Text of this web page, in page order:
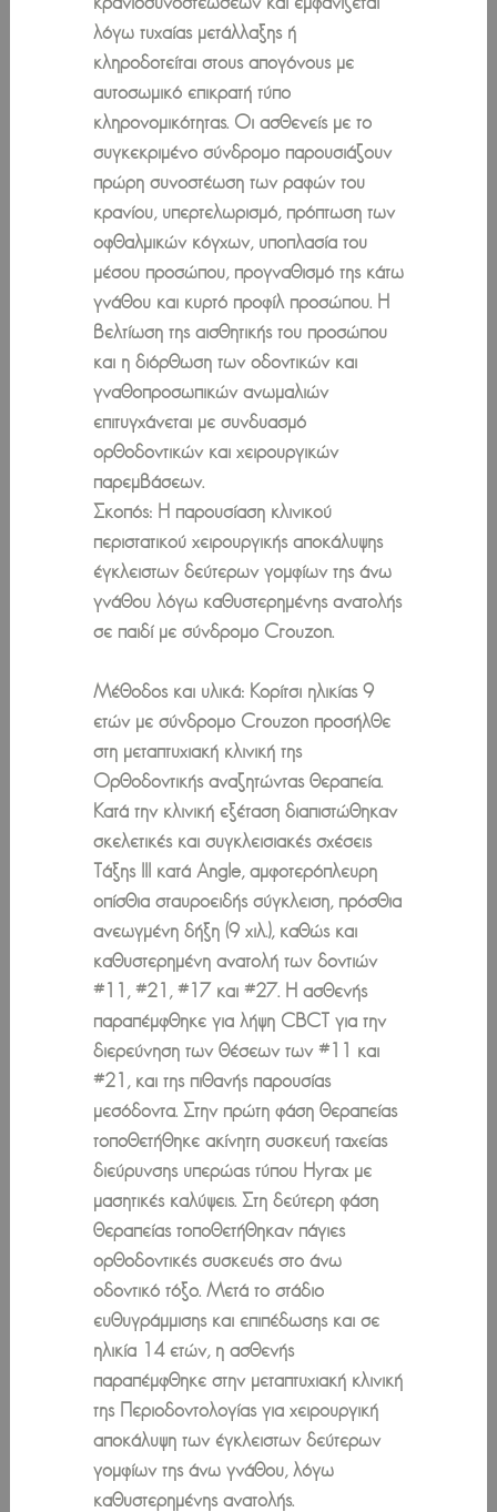
λόγω τυχαίας μετάλλαξης ή
κληροδοτείται στους απογόνους με
αυτοσωμικό επικρατή τύπο
κληρονομικότητας. Οι ασθενείς με το
συγκεκριμένο σύνδρομο παρουσιάζουν
πρώρη συνοστέωση των ραφών του
κρανίου, υπερτελωρισμό, πρόπτωση των
οφθαλμικών κόγχων, υποπλασία του
μέσου προσώπου, προγναθισμό της κάτω
γνάθου και κυρτό προφίλ προσώπου. Η
βελτίωση της αισθητικής του προσώπου
και η διόρθωση των οδοντικών και
γναθοπροσωπικών ανωμαλιών
επιτυγχάνεται με συνδυασμό
ορθοδοντικών και χειρουργικών
παρεμβάσεων.
Σκοπός: H παρουσίαση κλινικού
περιστατικού χειρουργικής αποκάλυψης
έγκλειστων δεύτερων γομφίων της άνω
γνάθου λόγω καθυστερημένης ανατολής
σε παιδί με σύνδρομο Crouzon.
Μέθοδος και υλικά: Κορίτσι ηλικίας 9
ετών με σύνδρομο Crouzon προσήλθε
στη μεταπτυχιακή κλινική της
Ορθοδοντικής αναζητώντας θεραπεία.
Κατά την κλινική εξέταση διαπιστώθηκαν
σκελετικές και συγκλεισιακές σχέσεις
Τάξης ΙΙΙ κατά Angle, αμφοτερόπλευρη
οπίσθια σταυροειδής σύγκλειση, πρόσθια
ανεωγμένη δήξη (9 χιλ.), καθώς και
καθυστερημένη ανατολή των δοντιών
#11, #21, #17 και #27. H ασθενής
παραπέμφθηκε για λήψη CBCT για την
διερεύνηση των θέσεων των #11 και
#21, και της πιθανής παρουσίας
μεσόδοντα. Στην πρώτη φάση θεραπείας
τοποθετήθηκε ακίνητη συσκευή ταχείας
διεύρυνσης υπερώας τύπου Hyrax με
μασητικές καλύψεις. Στη δεύτερη φάση
θεραπείας τοποθετήθηκαν πάγιες
ορθοδοντικές συσκευές στο άνω
οδοντικό τόξο. Μετά το στάδιο
ευθυγράμμισης και επιπέδωσης και σε
ηλικία 14 ετών, η ασθενής
παραπέμφθηκε στην μεταπτυχιακή κλινική
της Περιοδοντολογίας για χειρουργική
αποκάλυψη των έγκλειστων δεύτερων
γομφίων της άνω γνάθου, λόγω
καθυστερημένης ανατολής.